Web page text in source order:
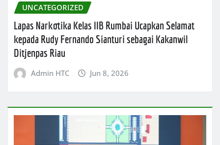
UNCATEGORIZED
Lapas Narkotika Kelas IIB Rumbai Ucapkan Selamat
kepada Rudy Fernando Sianturi sebagai Kakanwil
Ditjenpas Riau
Admin HTC Jun 8, 2026